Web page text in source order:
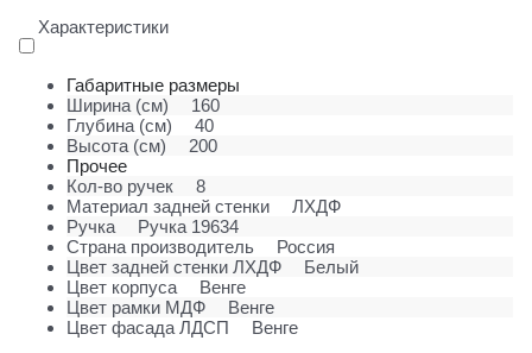
Характеристики
Габаритные размеры
Ширина (см)
160
Глубина (см)
40
Высота (см)
200
Прочее
Кол-во ручек
8
Материал задней стенки
ЛХДФ
Ручка
Ручка 19634
Страна производитель
Россия
Цвет задней стенки ЛХДФ
Белый
Цвет корпуса
Венге
Цвет рамки МДФ
Венге
Цвет фасада ЛДСП
Венге